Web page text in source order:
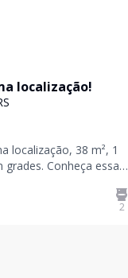
localização!
localização, 38 m², 1
Conheça essa
2